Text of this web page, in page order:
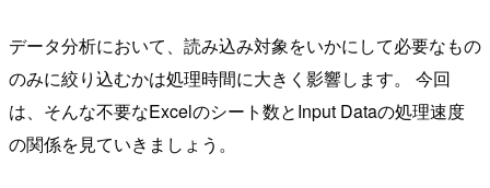
データ分析において、読み込み対象をいかにして必要なもの
のみに絞り込むかは処理時間に大きく影響します。 今回
は、そんな不要なExcelのシート数とInput Dataの処理速度
の関係を見ていきましょう。